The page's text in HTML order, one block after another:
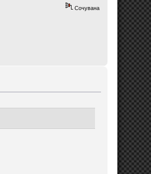
Сочувана